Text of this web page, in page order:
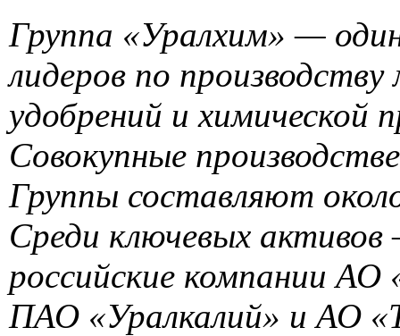
Группа «Уралхим» —
лидеров по
удобрений и химической
Совокупные
Группы составляют
Среди ключевых
российские компании
ПАО «Уралкалий» и АО